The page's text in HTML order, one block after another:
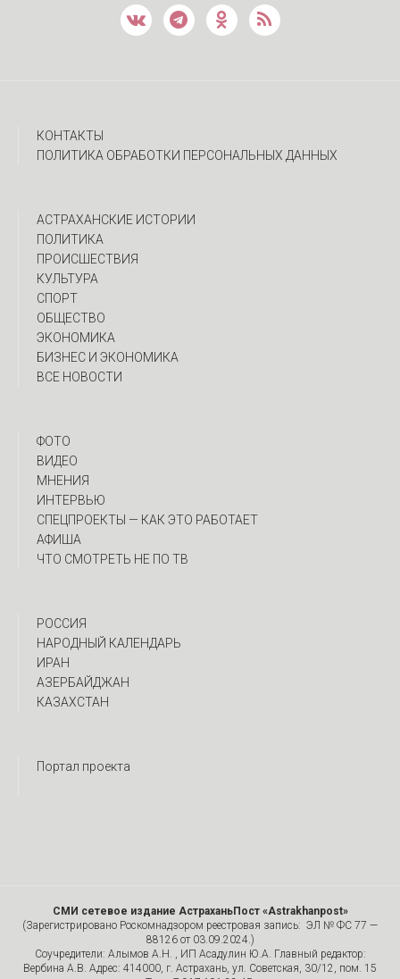
КОНТАКТЫ
ПОЛИТИКА ОБРАБОТКИ ПЕРСОНАЛЬНЫХ ДАННЫХ
АСТРАХАНСКИЕ ИСТОРИИ
ПОЛИТИКА
ПРОИСШЕСТВИЯ
КУЛЬТУРА
СПОРТ
ОБЩЕСТВО
ЭКОНОМИКА
БИЗНЕС И ЭКОНОМИКА
ВСЕ НОВОСТИ
ФОТО
ВИДЕО
МНЕНИЯ
ИНТЕРВЬЮ
CПЕЦПРОЕКТЫ — КАК ЭТО РАБОТАЕТ
АФИША
ЧТО СМОТРЕТЬ НЕ ПО ТВ
РОССИЯ
НАРОДНЫЙ КАЛЕНДАРЬ
ИРАН
АЗЕРБАЙДЖАН
КАЗАХСТАН
Портал проекта
СМИ сетевое издание АстраханьПост «Astrakhanpost»
(Зарегистрировано Роскомнадзором реестровая запись: ЭЛ № ФС 77 —
88126 от 03.09.2024.)
Соучредители: Алымов А.Н. , ИП Асадулин Ю.А. Главный редактор:
Вербина А.В. Адрес: 414000, г. Астрахань, ул. Советская, 30/12, пом. 15